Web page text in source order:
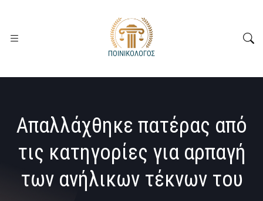
Απαλλάχθηκε πατέρας από
τις κατηγορίες για αρπαγή
των ανήλικων τέκνων του